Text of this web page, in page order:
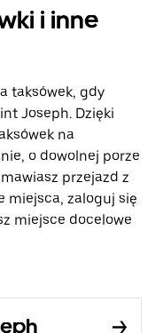
i inne
taksówek, gdy
Joseph. Dzięki
na
o dowolnej porze
przejazd z
miejsca, zaloguj się
miejsce docelowe